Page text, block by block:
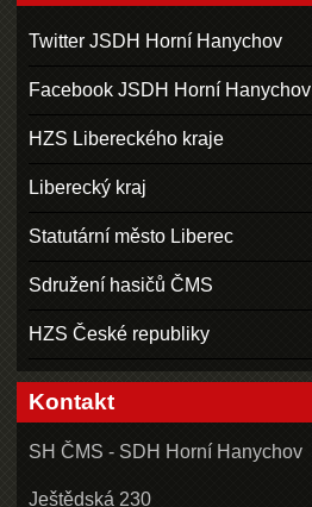
Twitter JSDH Horní Hanychov
Facebook JSDH Horní Hanychov
HZS Libereckého kraje
Liberecký kraj
Statutární město Liberec
Sdružení hasičů ČMS
HZS České republiky
Kontakt
SH ČMS - SDH Horní Hanychov
Ještědská 230